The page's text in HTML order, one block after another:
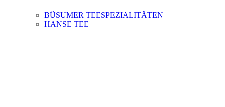
BÜSUMER TEESPEZIALITÄTEN
HANSE TEE